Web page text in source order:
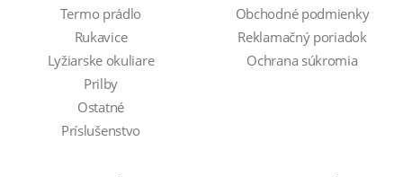
Termo prádlo
Rukavice
Lyžiarske okuliare
Prilby
Ostatné
Príslušenstvo
Obchodné podmienky
Reklamačný poriadok
Ochrana súkromia